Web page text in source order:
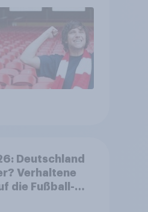
Deutschland
Verhaltene
die Fußball-